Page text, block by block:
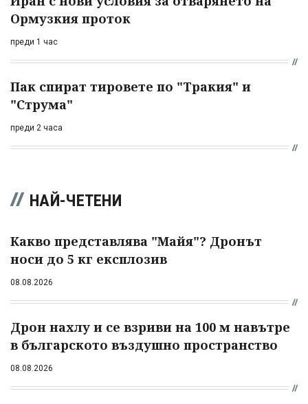
Ормузкия проток
преди 1 час
Пак спират тировете по "Тракия" и
"Струма"
преди 2 часа
НАЙ-ЧЕТЕНИ
Какво представлява "Майя"? Дронът
носи до 5 кг експлозив
08.08.2026
Дрон нахлу и се взриви на 100 м навътре
в българското въздушно пространство
08.08.2026